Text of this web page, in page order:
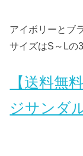
アイボリーとブ
サイズはS～L
【送料無
ジサンダ